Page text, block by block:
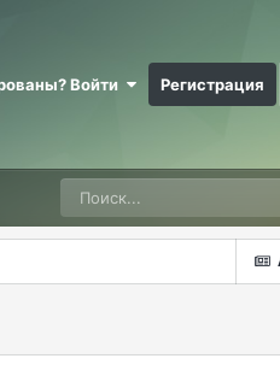
Войти Регистрация
Майкл Скофилд 07/
@Sensuella ненадо
ДусяАгрегаТ 08/
Последние два клана с
это печально (
08/